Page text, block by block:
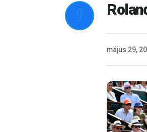

május 29,